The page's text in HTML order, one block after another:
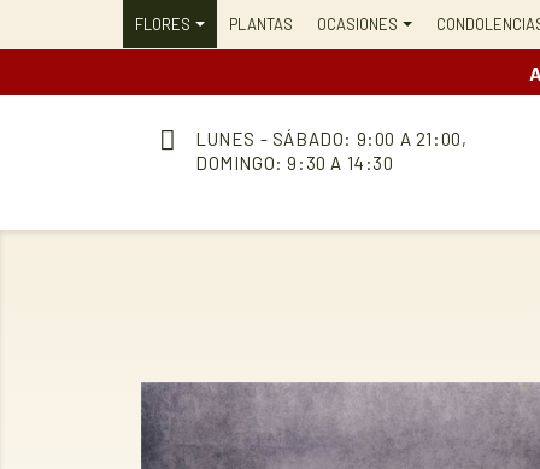
FLORES PLANTAS OCASIONES
LUNES - SÁBADO: 9:00 A 21:00,
DOMINGO: 9:30 A 14:30